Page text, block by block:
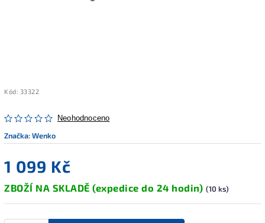
Kód: 33322
Neohodnoceno
Značka:Wenko
1 099 Kč
ZBOŽÍ NA SKLADĚ (expedice do 24 hodin) (10 ks)